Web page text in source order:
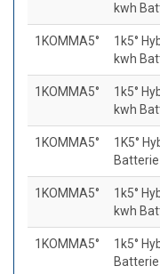
kwh
1KOMMA5°
1k5°
kwh
1KOMMA5°
1k5°
kwh
1KOMMA5°
1K5°
Batterie
1KOMMA5°
1k5°
kwh
1KOMMA5°
1k5°
Batterie